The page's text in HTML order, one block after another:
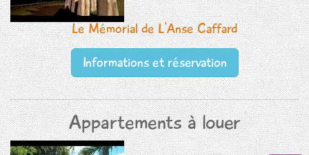
Le Mémorial de L'Anse Caffard
Informations et réservation
Appartements à louer